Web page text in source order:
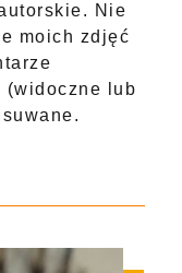
Nie
moich zdjęć
lub